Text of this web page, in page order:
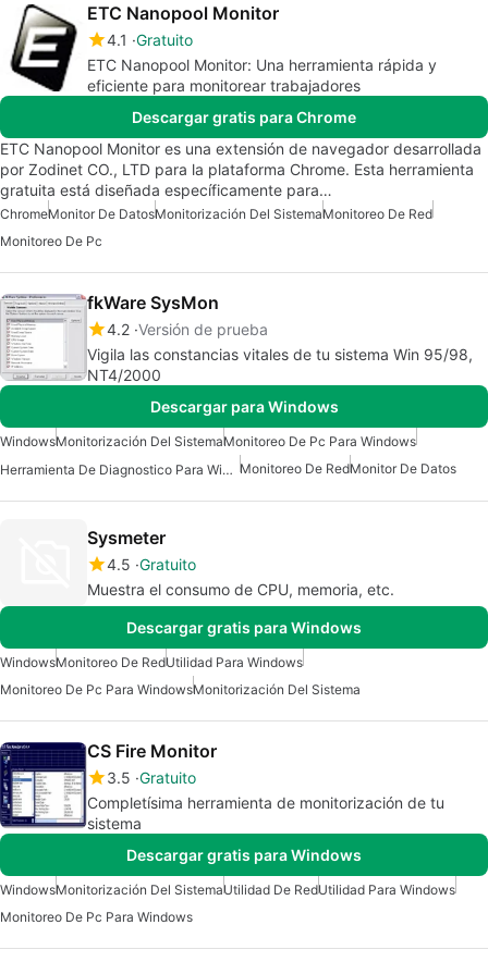
ETC Nanopool Monitor
4.1 Gratuito
ETC Nanopool Monitor: Una herramienta rápida y
eficiente para monitorear trabajadores
Descargar gratis para Chrome
ETC Nanopool Monitor es una extensión de navegador desarrollada
por Zodinet CO., LTD para la plataforma Chrome. Esta herramienta
gratuita está diseñada específicamente para…
ChromeMonitor De DatosMonitorización Del SistemaMonitoreo De Red
Monitoreo De Pc
fkWare SysMon
4.2 Versión de prueba
Vigila las constancias vitales de tu sistema Win 95/98,
NT4/2000
Descargar para Windows
WindowsMonitorización Del SistemaMonitoreo De Pc Para Windows
Herramienta De Diagnostico Para Windows Monitoreo De RedMonitor De Datos
Sysmeter
4.5 Gratuito
Muestra el consumo de CPU, memoria, etc.
Descargar gratis para Windows
WindowsMonitoreo De RedUtilidad Para Windows
Monitoreo De Pc Para WindowsMonitorización Del Sistema
CS Fire Monitor
3.5 Gratuito
Completísima herramienta de monitorización de tu
sistema
Descargar gratis para Windows
WindowsMonitorización Del SistemaUtilidad De RedUtilidad Para Windows
Monitoreo De Pc Para Windows